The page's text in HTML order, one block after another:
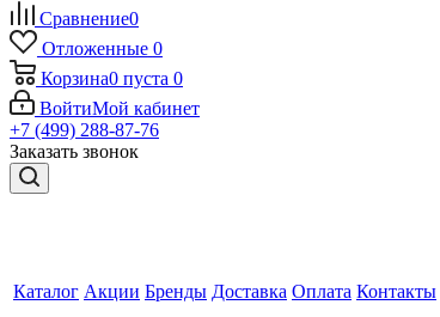
Сравнение0
Отложенные 0
Корзина0 пуста 0
ВойтиМой кабинет
+7 (499) 288-87-76
Заказать звонок
Каталог Акции Бренды Доставка Оплата Контакты